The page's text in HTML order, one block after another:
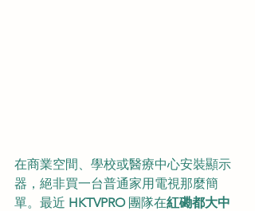
在商業空間、學校或醫療中心安裝顯示
器，絕非買一台普通家用電視那麼簡
單。最近 HKTVPRO 團隊在紅磡都大中